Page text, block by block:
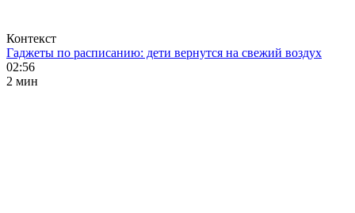
Контекст
Гаджеты по расписанию: дети вернутся на свежий воздух
02:56
2 мин